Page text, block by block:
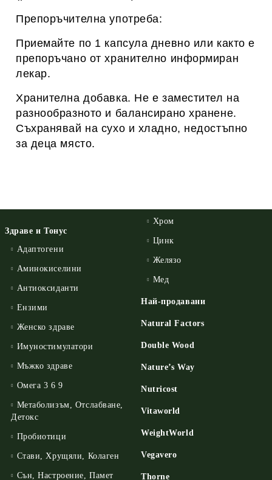
Препоръчителна употреба:
Приемайте по 1 капсула дневно или както е
препоръчано от хранително информиран
лекар.
Хранителна добавка. Не е заместител на
разнообразното и балансирано хранене.
Съхранявай на сухо и хладно, недостъпно
за деца място.
Здраве и Тонус
Адаптогени
Аминокиселини
Антиоксиданти
Ензими
Женско здраве
Имуностимулатори
Мъжко здраве
Омега 3 6 9
Метаболизъм, Отслабване,
Детокс
Пробиотици
Стави, Хрущяли, Колаген
Сън, Настроение, Памет
Хром
Цинк
Желязо
Мед
Най-продавани
Natural Factors
Double Wood
Nature’s Way
Nutricost
Vitaworld
WeightWorld
Vegavero
Thorne